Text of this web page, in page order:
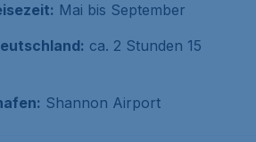
Mai bis September
ca. 2 Stunden 15
Shannon Airport